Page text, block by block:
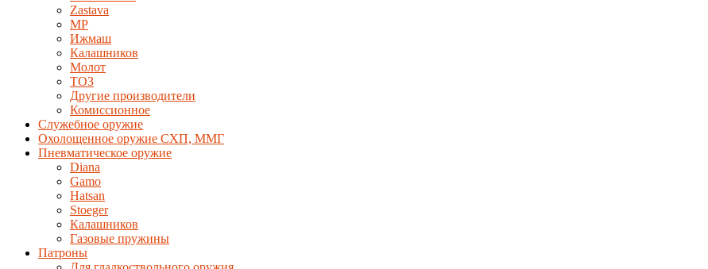
Zastava
MP
Ижмаш
Калашников
Молот
ТОЗ
Другие производители
Комиссионное
Служебное оружие
Охолощенное оружие СХП, ММГ
Пневматическое оружие
Diana
Gamo
Hatsan
Stoeger
Калашников
Газовые пружины
Патроны